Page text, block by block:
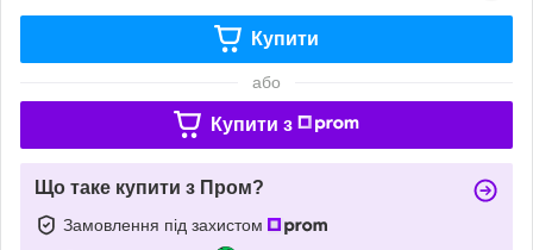
Купити
або
Купити з
Що таке купити з Пром?
Замовлення під захистом